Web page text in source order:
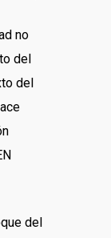
no
del
del
del